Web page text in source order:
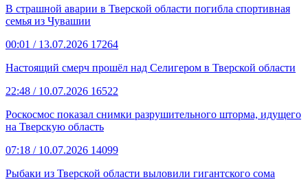
В страшной аварии в Тверской области погибла спортивная
семья из Чувашии
00:01 / 13.07.2026 17264
Настоящий смерч прошёл над Селигером в Тверской области
22:48 / 10.07.2026 16522
Роскосмос показал снимки разрушительного шторма, идущего
на Тверскую область
07:18 / 10.07.2026 14099
Рыбаки из Тверской области выловили гигантского сома